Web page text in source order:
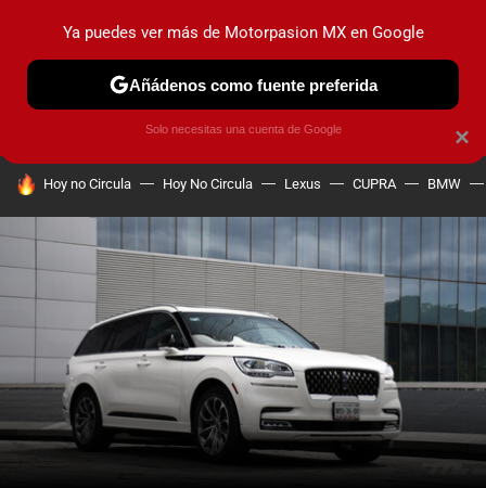
PRUEBAS INDUSTRIA HOY NO CIRCULA
HOY SE HABLA DE
Hoy no Circula Hoy No Circula Lexus CUPRA BMW
×
Ya puedes ver más de Motorpasion MX en Google
Añádenos como fuente preferida
Solo necesitas una cuenta de Google